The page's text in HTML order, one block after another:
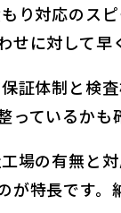
り対応のスピ
せに対して早
証体制と検査
っているかも
場の有無と対
が特長です。